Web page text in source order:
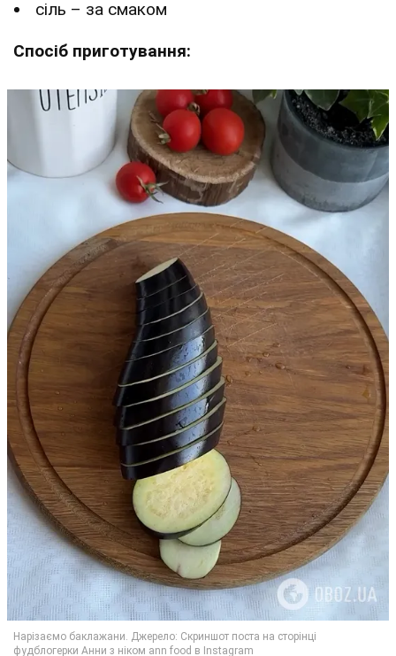
сіль – за смаком
Спосіб приготування: